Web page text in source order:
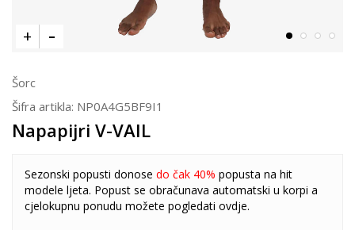
Šorc
Šifra artikla: NP0A4G5BF9I1
Napapijri V-VAIL
Sezonski popusti donose do čak 40% popusta na hit
modele ljeta. Popust se obračunava automatski u korpi a
cjelokupnu ponudu možete pogledati ovdje.